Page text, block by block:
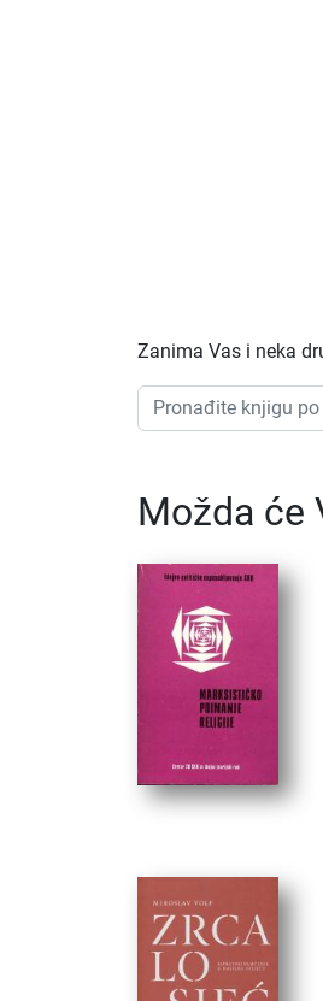
Zanima Vas i neka
Možda će